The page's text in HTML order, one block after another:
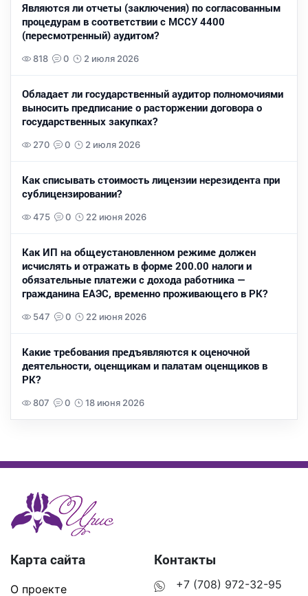
Являются ли отчеты (заключения) по согласованным
процедурам в соответствии с МССУ 4400
(пересмотренный) аудитом?
818 0 2 июля 2026
Обладает ли государственный аудитор полномочиями
выносить предписание о расторжении договора о
государственных закупках?
270 0 2 июля 2026
Как списывать стоимость лицензии нерезидента при
сублицензировании?
475 0 22 июня 2026
Как ИП на общеустановленном режиме должен
исчислять и отражать в форме 200.00 налоги и
обязательные платежи с дохода работника —
гражданина ЕАЭС, временно проживающего в РК?
547 0 22 июня 2026
Какие требования предъявляются к оценочной
деятельности, оценщикам и палатам оценщиков в
РК?
807 0 18 июня 2026
Карта сайта
О проекте
Контакты
+7 (708) 972-32-95